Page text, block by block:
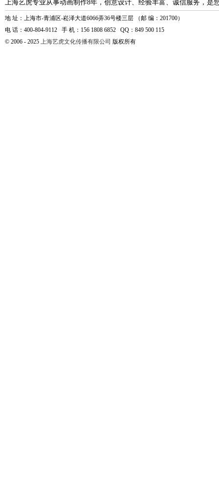
上海艺虎专业从事动画制作8年，创意设计、经验丰富、诚信服务，是
地 址：上海市-青浦区-崧泽大道6066弄36号楼三层 （邮 编：201700）
电 话：400-804-9112 手 机：156 1808 6852 QQ：849 500 115
© 2006 - 2025 上海艺虎文化传播有限公司 版权所有